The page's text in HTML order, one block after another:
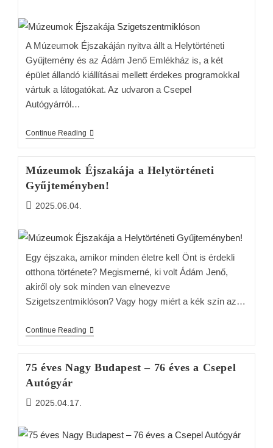
A Múzeumok Éjszakáján nyitva állt a Helytörténeti
Gyűjtemény és az Ádám Jenő Emlékház is, a két
épület állandó kiállításai mellett érdekes programokkal
vártuk a látogatókat. Az udvaron a Csepel
Autógyárról…
Continue Reading
Múzeumok Éjszakája a Helytörténeti
Gyűjteményben!
2025.06.04.
Egy éjszaka, amikor minden életre kel! Önt is érdekli
otthona története? Megismerné, ki volt Ádám Jenő,
akiről oly sok minden van elnevezve
Szigetszentmiklóson? Vagy hogy miért a kék szín az…
Continue Reading
75 éves Nagy Budapest – 76 éves a Csepel
Autógyár
2025.04.17.